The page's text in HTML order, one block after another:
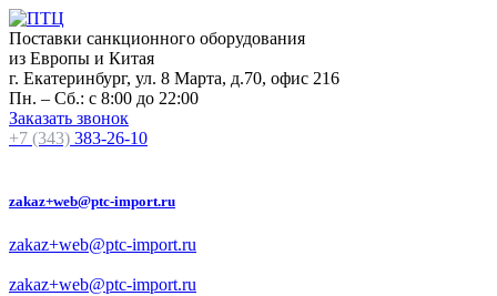
Поставки санкционного оборудования
из Европы и Китая
г. Екатеринбург, ул. 8 Марта, д.70, офис 216
Пн. – Сб.: с 8:00 до 22:00
Заказать звонок
+7 (343) 383-26-10
zakaz+web@ptc-import.ru
zakaz+web@ptc-import.ru
zakaz+web@ptc-import.ru